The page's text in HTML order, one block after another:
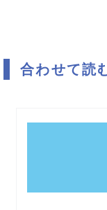
合わせて読